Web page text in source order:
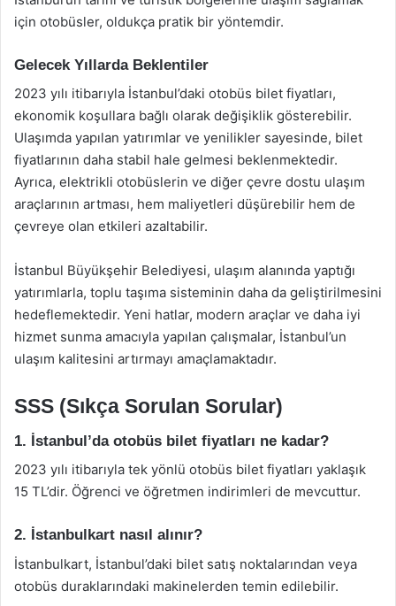
için otobüsler, oldukça pratik bir yöntemdir.
Gelecek Yıllarda Beklentiler
2023 yılı itibarıyla İstanbul’daki otobüs bilet fiyatları,
ekonomik koşullara bağlı olarak değişiklik gösterebilir.
Ulaşımda yapılan yatırımlar ve yenilikler sayesinde, bilet
fiyatlarının daha stabil hale gelmesi beklenmektedir.
Ayrıca, elektrikli otobüslerin ve diğer çevre dostu ulaşım
araçlarının artması, hem maliyetleri düşürebilir hem de
çevreye olan etkileri azaltabilir.
İstanbul Büyükşehir Belediyesi, ulaşım alanında yaptığı
yatırımlarla, toplu taşıma sisteminin daha da geliştirilmesini
hedeflemektedir. Yeni hatlar, modern araçlar ve daha iyi
hizmet sunma amacıyla yapılan çalışmalar, İstanbul’un
ulaşım kalitesini artırmayı amaçlamaktadır.
SSS (Sıkça Sorulan Sorular)
1. İstanbul’da otobüs bilet fiyatları ne kadar?
2023 yılı itibarıyla tek yönlü otobüs bilet fiyatları yaklaşık
15 TL’dir. Öğrenci ve öğretmen indirimleri de mevcuttur.
2. İstanbulkart nasıl alınır?
İstanbulkart, İstanbul’daki bilet satış noktalarından veya
otobüs duraklarındaki makinelerden temin edilebilir.